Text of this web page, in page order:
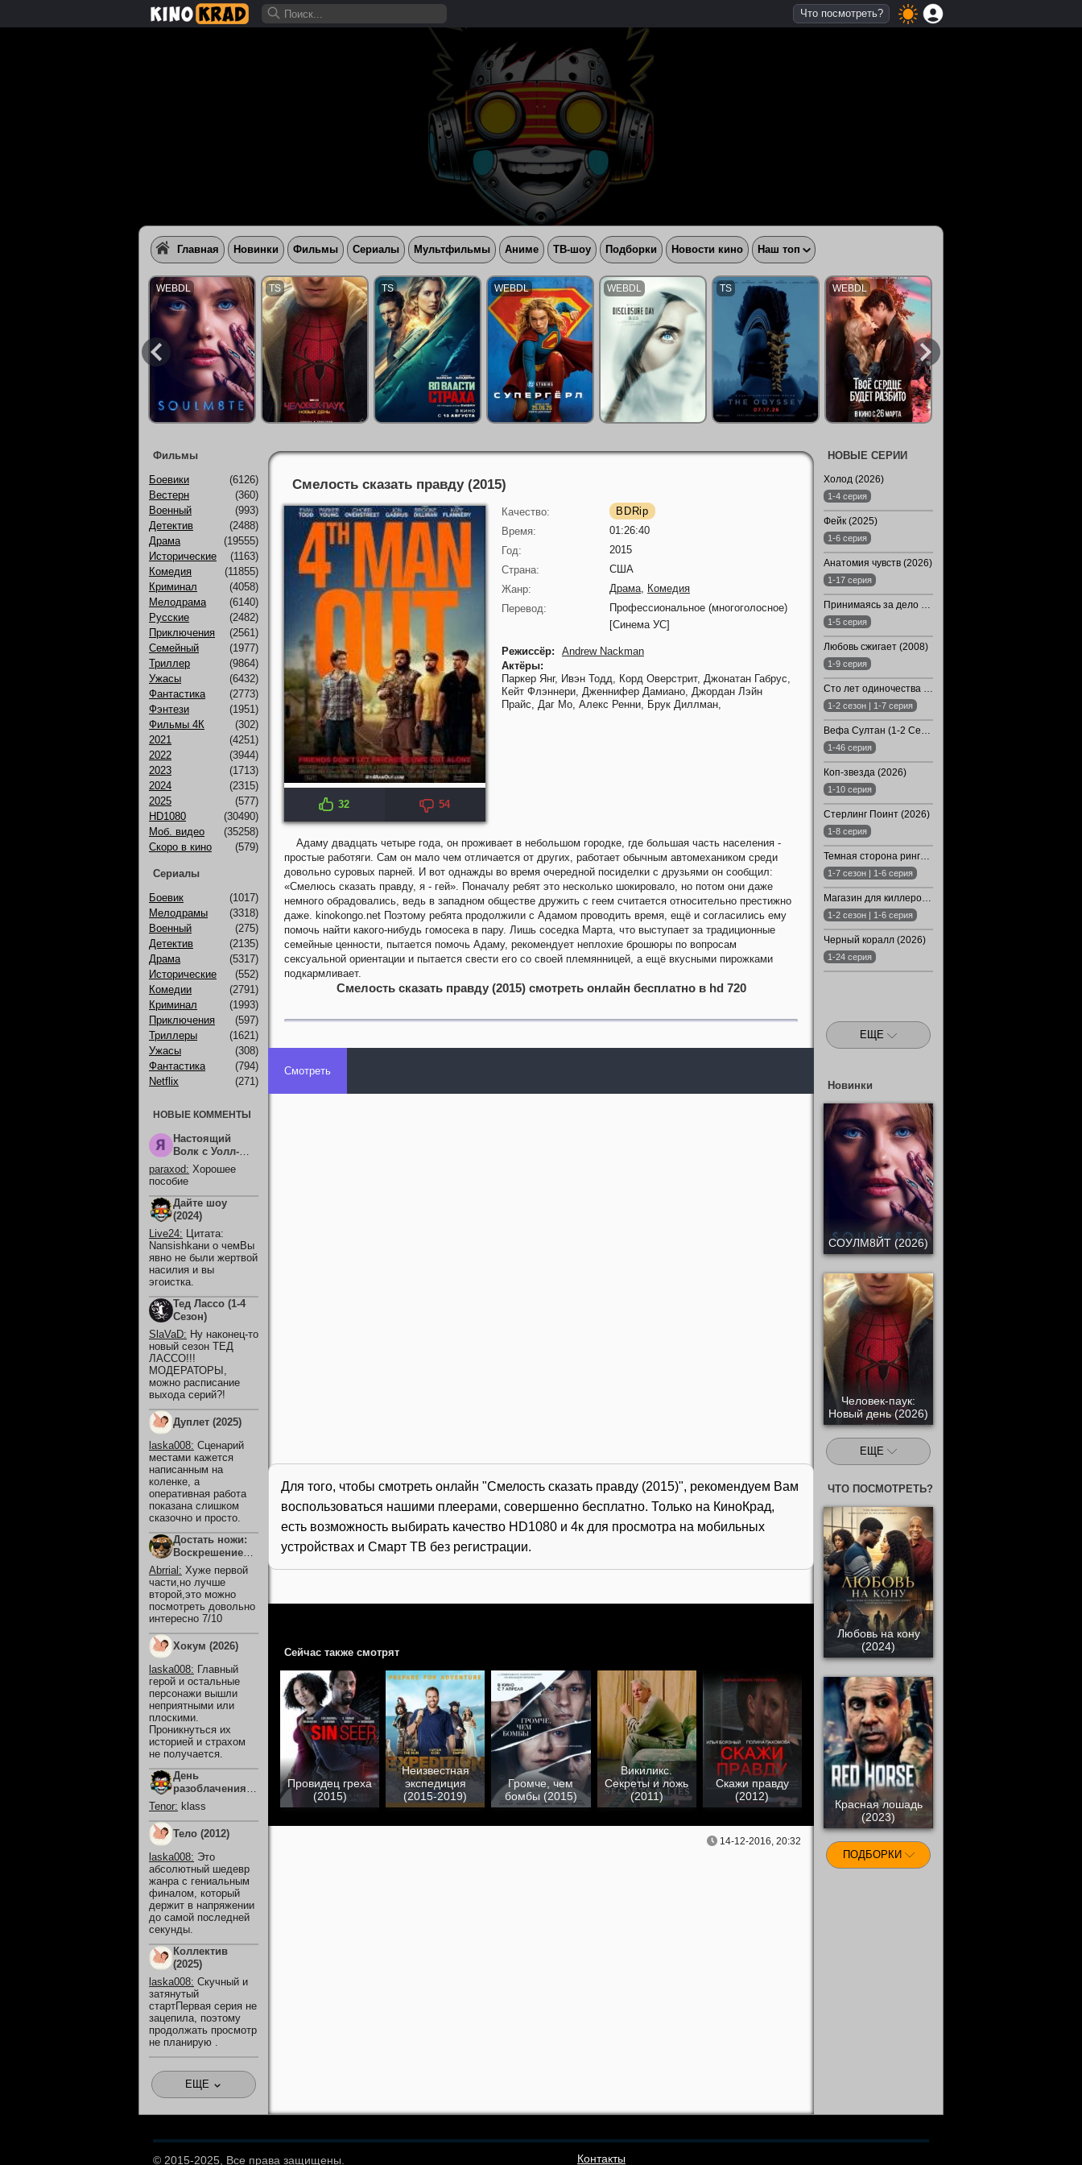
Смелость сказать правду (2015)
IMDB: 6.7 KP: 6.7
32 54
Качество:
BDRip
Время:
01:26:40
Год:
2015
Страна:
США
Жанр:
Драма, Комедия
Перевод:
Профессиональное (многоголосное)
[Синема УС]
Режиссёр:
Andrew Nackman
Актёры:
Паркер Янг, Ивэн Тодд, Корд Оверстрит, Джонатан Габрус,
Кейт Флэннери, Дженнифер Дамиано, Джордан Лэйн
Прайс, Даг Мо, Алекс Ренни, Брук Диллман,
Адаму двадцать четыре года, он проживает в небольшом городке, где большая часть населения -
простые работяги. Сам он мало чем отличается от других, работает обычным автомехаником среди
довольно суровых парней. И вот однажды во время очередной посиделки с друзьями он сообщил:
«Смелюсь сказать правду, я - гей». Поначалу ребят это несколько шокировало, но потом они даже
немного обрадовались, ведь в западном обществе дружить с геем считается относительно престижно
даже. kinokongo.net Поэтому ребята продолжили с Адамом проводить время, ещё и согласились ему
помочь найти какого-нибудь гомосека в пару. Лишь соседка Марта, что выступает за традиционные
семейные ценности, пытается помочь Адаму, рекомендует неплохие брошюры по вопросам
сексуальной ориентации и пытается свести его со своей племянницей, а ещё вкусными пирожками
подкармливает.
Смелость сказать правду (2015) смотреть онлайн бесплатно в hd 720
Смотреть
Для того, чтобы смотреть онлайн "Смелость сказать правду (2015)", рекомендуем Вам
воспользоваться нашими плеерами, совершенно бесплатно. Только на КиноКрад,
есть возможность выбирать качество HD1080 и 4к для просмотра на мобильных
устройствах и Смарт ТВ без регистрации.
Сейчас также смотрят
Провидец греха
(2015)
Неизвестная
экспедиция
(2015-2019)
Громче, чем
бомбы (2015)
Викиликс.
Секреты и ложь
(2011)
Скажи правду
(2012)
14-12-2016, 20:32
Фильмы
Боевики
(6126)
Вестерн
(360)
Военный
(993)
Детектив
(2488)
Драма
(19555)
Исторические
(1163)
Комедия
(11855)
Криминал
(4058)
Мелодрама
(6140)
Русские
(2482)
Приключения
(2561)
Семейный
(1977)
Триллер
(9864)
Ужасы
(6432)
Фантастика
(2773)
Фэнтези
(1951)
Фильмы 4К
(302)
2021
(4251)
2022
(3944)
2023
(1713)
2024
(2315)
2025
(577)
HD1080
(30490)
Моб. видео
(35258)
Скоро в кино
(579)
Сериалы
Боевик
(1017)
Мелодрамы
(3318)
Военный
(275)
Детектив
(2135)
Драма
(5317)
Исторические
(552)
Комедии
(2791)
Криминал
(1993)
Приключения
(597)
Триллеры
(1621)
Ужасы
(308)
Фантастика
(794)
Netflix
(271)
НОВЫЕ КОММЕНТЫ
Настоящий
Волк с Уолл-
Стрит (2026)
paraxod: Хорошее
пособие
Дайте шоу
(2024)
Live24: Цитата:
Nansishkaни о чемВы
явно не были жертвой
насилия и вы
эгоистка.
Тед Лассо (1-4
Сезон)
SlaVaD: Ну наконец-то
новый сезон ТЕД
ЛАССО!!!
МОДЕРАТОРЫ,
можно расписание
выхода серий?!
Дуплет (2025)
laska008: Сценарий
местами кажется
написанным на
коленке, а
оперативная работа
показана слишком
сказочно и просто.
Достать ножи:
Воскрешение
покойника
(2025)
Abrrial : Хуже первой
части,но лучше
второй,это можно
посмотреть довольно
интересно 7/10
Хокум (2026)
laska008: Главный
герой и остальные
персонажи вышли
неприятными или
плоскими.
Проникнуться их
историей и страхом
не получается.
День
разоблачения
(2026)
Tenor: klass
Тело (2012)
laska008: Это
абсолютный шедевр
жанра с гениальным
финалом, который
держит в напряжении
до самой последней
секунды.
Коллектив
(2025)
laska008: Скучный и
затянутый
стартПервая серия не
зацепила, поэтому
продолжать просмотр
не планирую .
ЕЩЕ
НОВЫЕ СЕРИИ
Холод (2026)
1-4 серия
Фейк (2025)
1-6 серия
Анатомия чувств (2026)
1-17 серия
Принимаясь за дело (2019)
1-5 серия
Любовь сжигает (2008)
1-9 серия
Сто лет одиночества (1-2 Сезон)
1-2 сезон | 1-7 серия
Вефа Султан (1-2 Сезон)
1-46 серия
Коп-звезда (2026)
1-10 серия
Стерлинг Поинт (2026)
1-8 серия
Темная сторона ринга (1-7 Сезон)
1-7 сезон | 1-6 серия
Магазин для киллеров (1-2 Сезон)
1-2 сезон | 1-6 серия
Черный коралл (2026)
1-24 серия
ЕЩЕ
Новинки
СОУЛМ8ЙТ (2026)
Человек-паук:
Новый день (2026)
ЕЩЕ
ЧТО ПОСМОТРЕТЬ?
Любовь на кону
(2024)
Красная лошадь
(2023)
ПОДБОРКИ
Главная Новинки Фильмы Сериалы Мультфильмы Аниме ТВ-шоу Подборки Новости кино Наш топ
Что посмотреть?
© 2015-2025, Все права защищены. Контакты